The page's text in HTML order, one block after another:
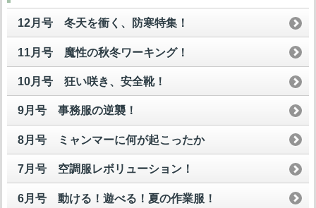
12月号 冬天を衝く、防寒特集！
11月号 魔性の秋冬ワーキング！
10月号 狂い咲き、安全靴！
9月号 事務服の逆襲！
8月号 ミャンマーに何が起こったか
7月号 空調服レボリューション！
6月号 動ける！遊べる！夏の作業服！